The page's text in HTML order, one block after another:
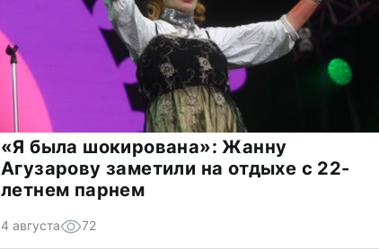
«Я была шокирована»: Жанну
Агузарову заметили на отдыхе с 22-
летнем парнем
4 августа 72